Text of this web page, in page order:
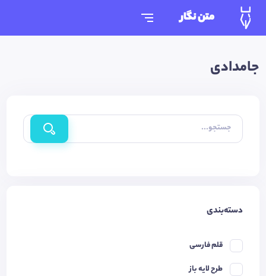
متن نگار
جامدادی
جستجو...
دسته‌بندی
قلم فارسی
طرح لایه باز